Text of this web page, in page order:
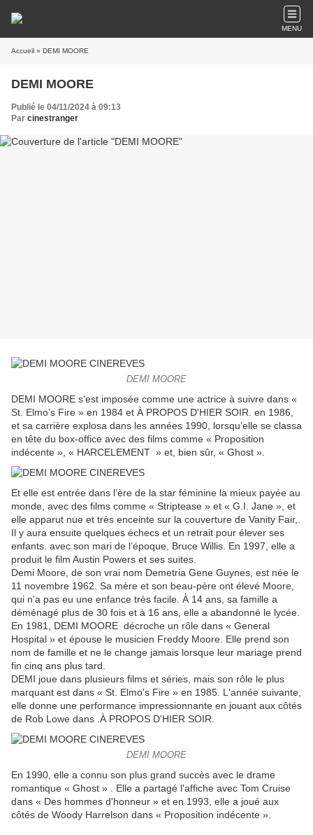
MENU
Accueil » DEMI MOORE
DEMI MOORE
Publié le 04/11/2024 à 09:13
Par cinestranger
DEMI MOORE
DEMI MOORE s'est imposée comme une actrice à suivre dans «
St. Elmo’s Fire » en 1984 et À PROPOS D'HIER SOIR. en 1986,
et sa carrière explosa dans les années 1990, lorsqu’elle se classa
en tête du box-office avec des films comme « Proposition
indécente », « HARCELEMENT » et, bien sûr, « Ghost ».
Et elle est entrée dans l’ère de la star féminine la mieux payée au
monde, avec des films comme « Striptease » et « G.I. Jane », et
elle apparut nue et très enceinte sur la couverture de Vanity Fair,.
Il y aura ensuite quelques échecs et un retrait pour élever ses
enfants. avec son mari de l’époque, Bruce Willis. En 1997, elle a
produit le film Austin Powers et ses suites.
Demi Moore, de son vrai nom Demetria Gene Guynes, est née le
11 novembre 1962. Sa mère et son beau-père ont élevé Moore,
qui n'a pas eu une enfance très facile. À 14 ans, sa famille a
déménagé plus de 30 fois et à 16 ans, elle a abandonné le lycée.
En 1981, DEMI MOORE décroche un rôle dans « General
Hospital » et épouse le musicien Freddy Moore. Elle prend son
nom de famille et ne le change jamais lorsque leur mariage prend
fin cinq ans plus tard.
DEMI joue dans plusieurs films et séries, mais son rôle le plus
marquant est dans « St. Elmo's Fire » en 1985. L'année suivante,
elle donne une performance impressionnante en jouant aux côtés
de Rob Lowe dans .À PROPOS D'HIER SOIR.
DEMI MOORE
En 1990, elle a connu son plus grand succès avec le drame
romantique « Ghost » . Elle a partagé l'affiche avec Tom Cruise
dans « Des hommes d'honneur » et en 1993, elle a joué aux
côtés de Woody Harrelson dans « Proposition indécente ».